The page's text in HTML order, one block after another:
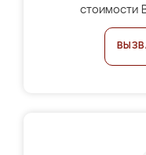
стоимости